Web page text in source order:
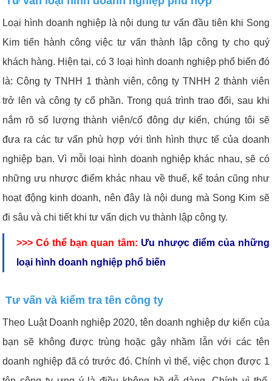
Loại hình doanh nghiệp là nội dung tư vấn đầu tiên khi Song
Kim tiến hành công việc tư vấn thành lập công ty cho quý
khách hàng. Hiện tại, có 3 loại hình doanh nghiệp phổ biến đó
là: Công ty TNHH 1 thành viên, công ty TNHH 2 thành viên
trở lên và công ty cổ phần. Trong quá trình trao đổi, sau khi
nắm rõ số lượng thành viên/cổ đông dự kiến, chúng tôi sẽ
đưa ra các tư vấn phù hợp với tình hình thực tế của doanh
nghiệp bạn. Vì mỗi loại hình doanh nghiệp khác nhau, sẽ có
những ưu nhược điểm khác nhau về thuế, kế toán cũng như
hoạt động kinh doanh, nên đây là nội dung mà Song Kim sẽ
đi sâu và chi tiết khi tư vấn dịch vụ thành lập công ty.
>>> Có thể bạn quan tâm: Ưu nhược điểm của những
loại hình doanh nghiệp phổ biến
Tư vấn và kiểm tra tên công ty
Theo Luật Doanh nghiệp 2020, tên doanh nghiệp dự kiến của
bạn sẽ không được trùng hoặc gây nhầm lẫn với các tên
doanh nghiệp đã có trước đó. Chính vì thế, việc chọn được 1